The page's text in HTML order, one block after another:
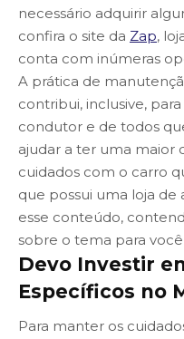
necessário adquirir
confira o site da Zap,
conta com inúmeras
A prática de
contribui, inclusive,
condutor e de todos
ajudar a ter uma maior
cuidados com o carro
que possui uma loja de
esse conteúdo,
sobre o tema para
Devo Investir
Específicos no
Para manter os